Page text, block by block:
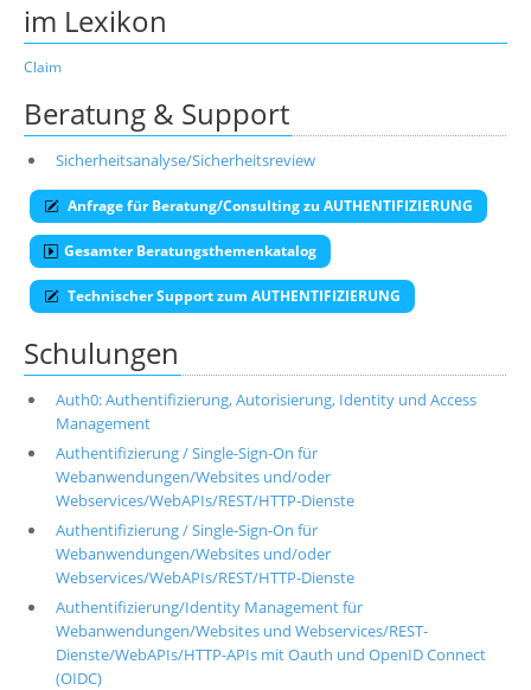
im Lexikon
Claim
Beratung & Support
Sicherheitsanalyse/Sicherheitsreview
Anfrage für Beratung/Consulting zu AUTHENTIFIZIERUNG
Gesamter Beratungsthemenkatalog
Technischer Support zum AUTHENTIFIZIERUNG
Schulungen
Auth0: Authentifizierung, Autorisierung, Identity und Access
Management
Authentifizierung / Single-Sign-On für
Webanwendungen/Websites und/oder
Webservices/WebAPIs/REST/HTTP-Dienste
Authentifizierung / Single-Sign-On für
Webanwendungen/Websites und/oder
Webservices/WebAPIs/REST/HTTP-Dienste
Authentifizierung/Identity Management für
Webanwendungen/Websites und Webservices/REST-
Dienste/WebAPIs/HTTP-APIs mit Oauth und OpenID Connect
(OIDC)